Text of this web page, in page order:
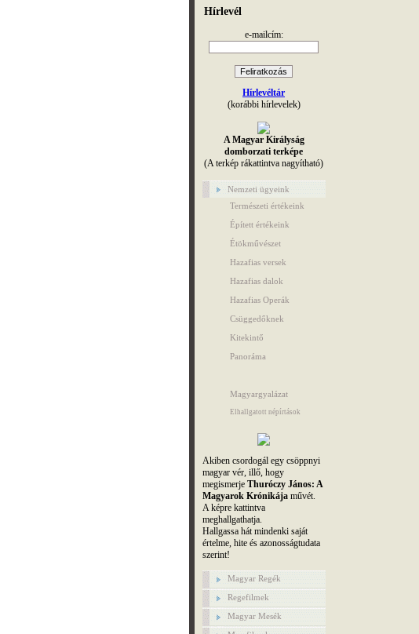
Hírlevél
e-mailcím:
Hírlevéltár
(korábbi hírlevelek)
A Magyar Királyság
domborzati terképe
(A terkép rákattintva nagyítható)
Nemzeti ügyeink
Természeti értékeink
Épített értékeink
Étökművészet
Hazafias versek
Hazafias dalok
Hazafias Operák
Csüggedőknek
Kitekintő
Panoráma
Magyargyalázat
Elhallgatott népírtások
Akiben csordogál egy csöppnyi
magyar vér, illő, hogy
megismerje Thuróczy János: A
Magyarok Krónikájaművét.
A képre kattintva
meghallgathatja.
Hallgassa hát mindenki saját
értelme, hite és azonosságtudata
szerint!
Magyar Regék
Regefilmek
Magyar Mesék